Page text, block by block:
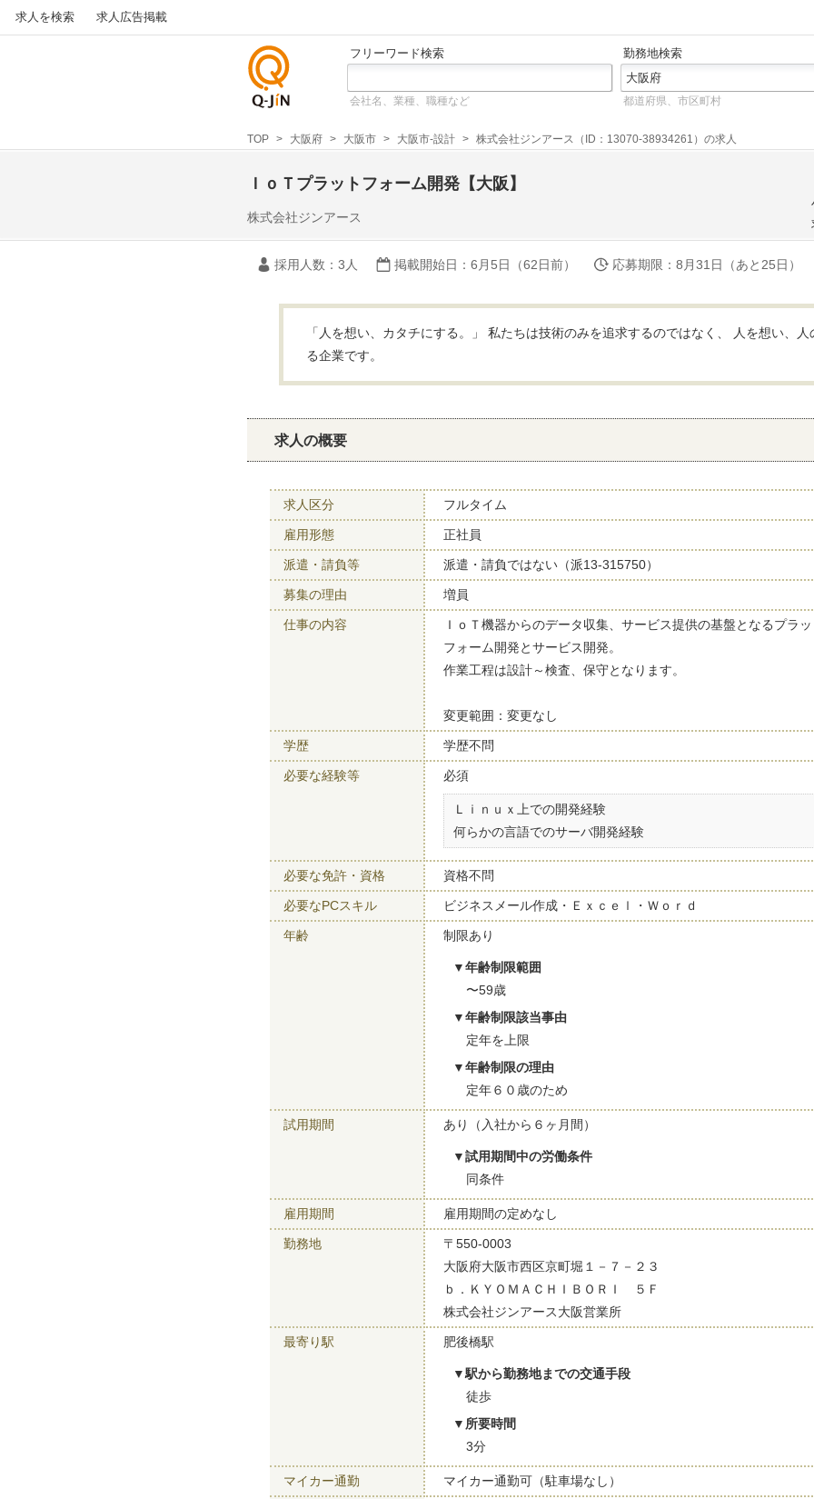
求人を検索 求人広告掲載
しの求
人サイ
フリーワード検索 勤務地検索
会社名、業種、職種など 都道府県、市区町村
TOP 大阪府 大阪市 大阪市-設計 株式会社ジンアース（ID：13070-38934261）の求人
ＩｏＴプラットフォーム開発【大阪】
株式会社ジンアース
採用人数 ：3人 掲載開始日 ：6月5日（62日前） 応募期限 ：8月31日（あと25日）
「人を想い、カタチにする。」 私たちは技術のみを追求するのではなく、 人を想い、
る企業です。
求人の概要
求人区分 フルタイム
雇用形態 正社員
派遣・請負等 派遣・請負ではない（派13-315750）
募集の理由 増員
仕事の内容
ＩｏＴ機器からのデータ収集、サービス提供の基盤となるプラ
フォーム開発とサービス開発。
作業工程は設計～検査、保守となります。
変更範囲：変更なし
学歴 学歴不問
必要な経験等 必須
Ｌｉｎｕｘ上での開発経験
何らかの言語でのサーバ開発経験
必要な免許・資格 資格不問
必要なPCスキル ビジネスメール作成・Ｅｘｃｅｌ・Ｗｏｒｄ
年齢 制限あり
年齢制限範囲
〜59歳
年齢制限該当事由
定年を上限
年齢制限の理由
定年６０歳のため
試用期間 あり（入社から６ヶ月間）
試用期間中の労働条件
同条件
雇用期間 雇用期間の定めなし
勤務地
〒550-0003
大阪府大阪市西区京町堀１－７－２３
ｂ．ＫＹＯＭＡＣＨＩＢＯＲＩ ５Ｆ
株式会社ジンアース大阪営業所
最寄り駅 肥後橋駅
駅から勤務地までの交通手段
徒歩
所要時間
3分
マイカー通勤 マイカー通勤可（駐車場なし）